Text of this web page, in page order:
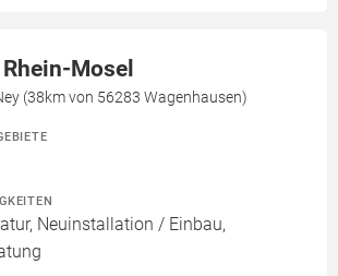
Mosel
(38km von 56283 Wagenhausen)
Neuinstallation / Einbau,